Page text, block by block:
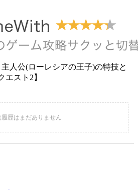
主人公(ローレシアの王子)の特技と
エスト2】